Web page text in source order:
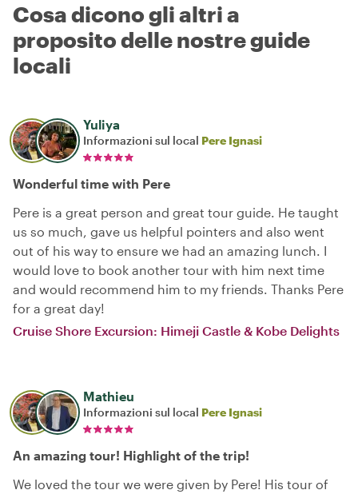
Cosa dicono gli altri a
proposito delle nostre guide
locali
Yuliya
Informazioni sul local Pere Ignasi
Wonderful time with Pere
Pere is a great person and great tour guide. He taught
us so much, gave us helpful pointers and also went
out of his way to ensure we had an amazing lunch. I
would love to book another tour with him next time
and would recommend him to my friends. Thanks Pere
for a great day!
Cruise Shore Excursion: Himeji Castle & Kobe Delights
Mathieu
Informazioni sul local Pere Ignasi
An amazing tour! Highlight of the trip!
We loved the tour we were given by Pere! His tour of